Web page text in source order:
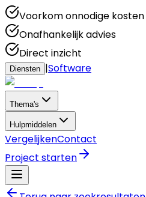
Voorkom onnodige kosten
Onafhankelijk advies
Direct inzicht
Diensten |Software
Thema's
Hulpmiddelen
VergelijkenContact
Project starten